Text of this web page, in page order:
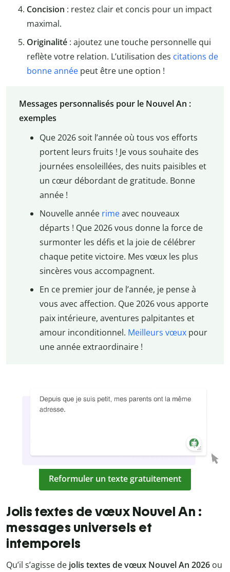
Concision : restez clair et concis pour un impact
maximal.
Originalité : ajoutez une touche personnelle qui
reflète votre relation. L’utilisation des citations de
bonne année peut être une option !
Messages personnalisés pour le Nouvel An :
exemples
Que 2026 soit l’année où tous vos efforts
portent leurs fruits ! Je vous souhaite des
journées ensoleillées, des nuits paisibles et
un cœur débordant de gratitude. Bonne
année !
Nouvelle année rimeavec nouveaux
départs ! Que 2026 vous donne la force de
surmonter les défis et la joie de célébrer
chaque petite victoire. Mes vœux les plus
sincères vous accompagnent.
En ce premier jour de l’année, je pense à
vous avec affection. Que 2026 vous apporte
paix intérieure, aventures palpitantes et
amour inconditionnel. Meilleurs vœuxpour
une année extraordinaire !
Reformuler un texte gratuitement
Jolis textes de vœux Nouvel An :
messages universels et
intemporels
Qu’il s’agisse de jolis textes de vœux Nouvel An 2026 ou